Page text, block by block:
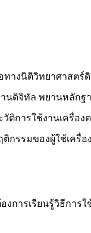
ทางนิติวิทยาศาส
นดิจิทัล พยานหลัก
ติการใช้งานเครื่อง
กรรมของผู้ใช้เครื่อ
การเรียนรู้วิธีกา